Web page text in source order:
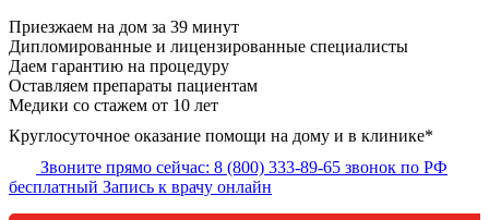
Приезжаем на дом за 39 минут
Дипломированные и лицензированные специалисты
Даем гарантию на процедуру
Оставляем препараты пациентам
Медики со стажем от 10 лет
Круглосуточное оказание помощи на дому и в клинике*
Звоните прямо сейчас: 8 (800) 333-89-65 звонок по РФ
бесплатный Запись к врачу онлайн